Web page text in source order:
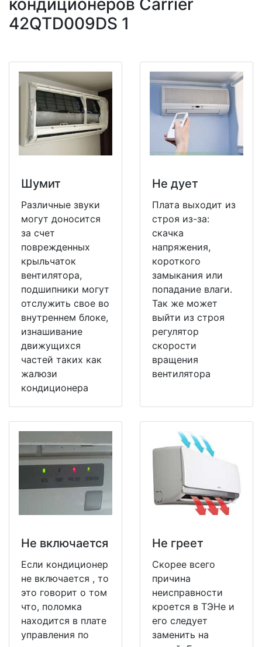
42QTD009DS 1
Шумит
Различные звуки
могут доносится
за счет
поврежденных
крыльчаток
вентилятора,
подшипники могут
отслужить свое во
внутреннем блоке,
изнашивание
движущихся
частей таких как
жалюзи
кондиционера
Не дует
Плата выходит из
строя из-за:
скачка
напряжения,
короткого
замыкания или
попадание влаги.
Так же может
выйти из строя
регулятор
скорости
вращения
вентилятора
Не включается
Если кондиционер
не включается , то
это говорит о том
что, поломка
находится в плате
управления по
Не греет
Скорее всего
причина
неисправности
кроется в ТЭНе и
его следует
заменить на